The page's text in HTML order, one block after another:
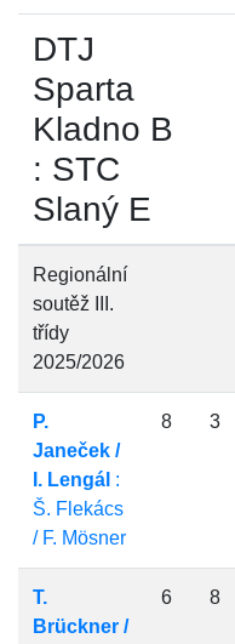
DTJ
Sparta
Kladno B
: STC
Slaný E
Regionální
soutěž III.
třídy
2025/2026
P.
Janeček /
I. Lengál :
Š. Flekács
/ F. Mösner
8 3
T.
Brückner /
6 8